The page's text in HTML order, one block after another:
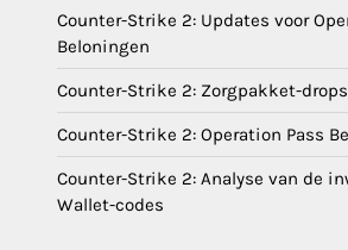
Counter-Strike 2: Updates voor
Beloningen
Counter-Strike 2: Zorgpakket-
Counter-Strike 2: Operation Pass
Counter-Strike 2: Analyse van de
Wallet-codes